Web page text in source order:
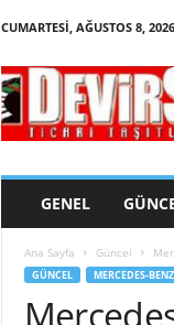
CUMARTESI, AĞUSTOS 8, 2026
e
v
i
r
GENEL
Ana Sayfa Güncel
GÜNCEL MERCEDES-BENZ